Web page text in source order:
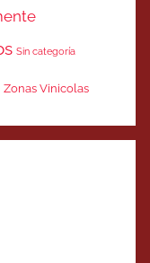
Sin categoría
Zonas Vinicolas